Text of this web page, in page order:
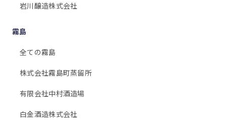
岩川醸造株式会社
霧島
全ての霧島
株式会社霧島町蒸留所
有限会社中村酒造場
白金酒造株式会社